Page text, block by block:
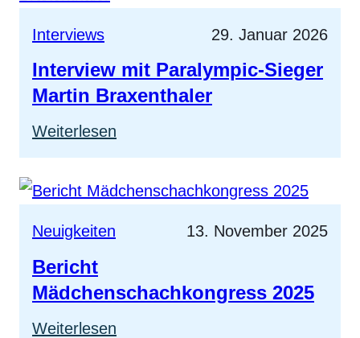
Interviews 29. Januar 2026
Interview mit Paralympic-Sieger
Martin Braxenthaler
Weiterlesen
Interview
mit
Braxenthaler
Neuigkeiten 13. November 2025
Bericht
Mädchenschachkongress 2025
Weiterlesen